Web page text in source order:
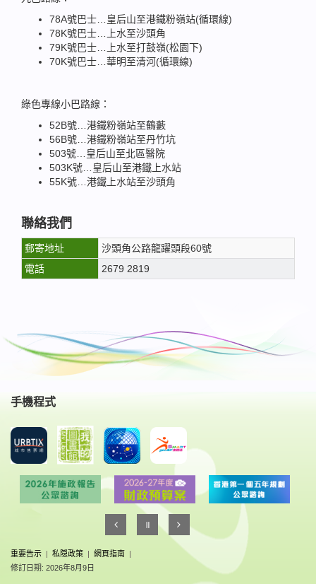
78A號巴士…皇后山至港鐵粉嶺站(循環線)
78K號巴士…上水至沙頭角
79K號巴士…上水至打鼓嶺(松園下)
70K號巴士…華明至清河(循環線)
綠色專線小巴路線：
52B號…港鐵粉嶺站至鶴藪
56B號…港鐵粉嶺站至丹竹坑
503號…皇后山至北區醫院
503K號…皇后山至港鐵上水站
55K號…港鐵上水站至沙頭角
聯絡我們
郵寄地址
沙頭角公路龍躍頭段60號
電話
2679 2819
手機程式
重要告示 | 私隠政策 | 網頁指南 |
修訂日期: 2026年8月9日